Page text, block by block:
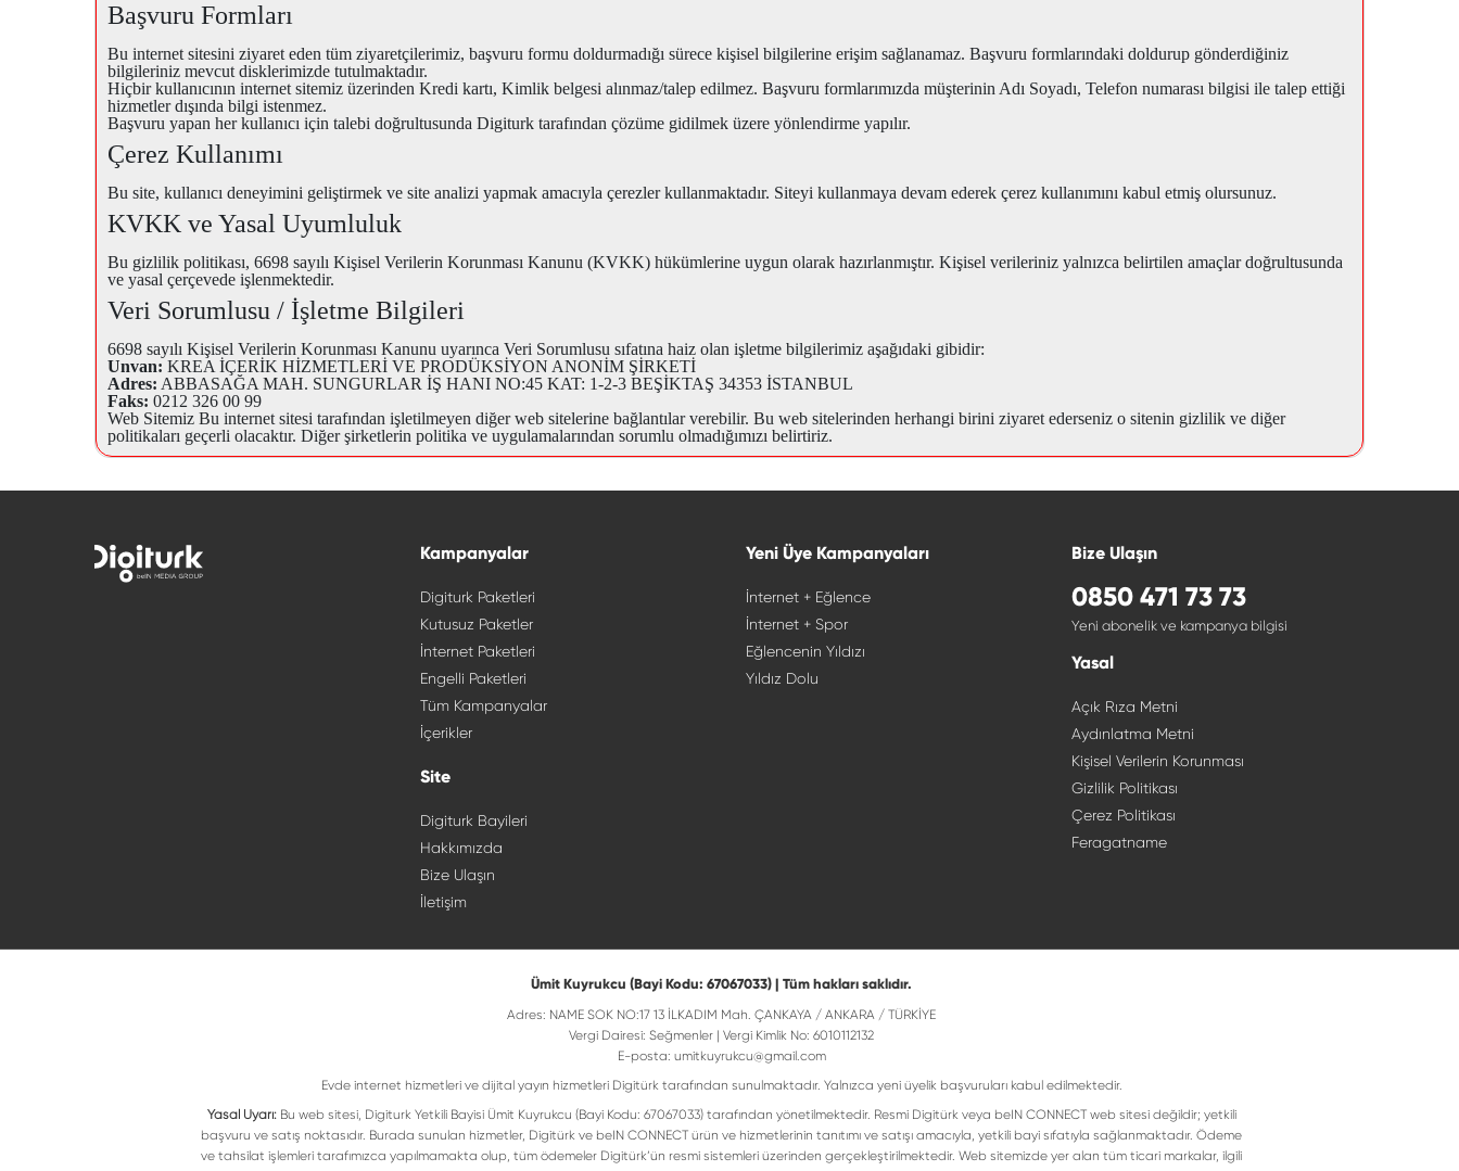
Başvuru Formları
Bu internet sitesini ziyaret eden tüm ziyaretçilerimiz, başvuru formu doldurmadığı sürece kişisel bilgilerine erişim sağlanamaz. Başvuru formlarındaki doldurup gönderdiğiniz
bilgileriniz mevcut disklerimizde tutulmaktadır.
Hiçbir kullanıcının internet sitemiz üzerinden Kredi kartı, Kimlik belgesi alınmaz/talep edilmez. Başvuru formlarımızda müşterinin Adı Soyadı, Telefon numarası bilgisi ile talep ettiği
hizmetler dışında bilgi istenmez.
Başvuru yapan her kullanıcı için talebi doğrultusunda Digiturk tarafından çözüme gidilmek üzere yönlendirme yapılır.
Çerez Kullanımı
Bu site, kullanıcı deneyimini geliştirmek ve site analizi yapmak amacıyla çerezler kullanmaktadır. Siteyi kullanmaya devam ederek çerez kullanımını kabul etmiş olursunuz.
KVKK ve Yasal Uyumluluk
Bu gizlilik politikası, 6698 sayılı Kişisel Verilerin Korunması Kanunu (KVKK) hükümlerine uygun olarak hazırlanmıştır. Kişisel verileriniz yalnızca belirtilen amaçlar doğrultusunda
ve yasal çerçevede işlenmektedir.
Veri Sorumlusu / İşletme Bilgileri
6698 sayılı Kişisel Verilerin Korunması Kanunu uyarınca Veri Sorumlusu sıfatına haiz olan işletme bilgilerimiz aşağıdaki gibidir:
Unvan: KREA İÇERİK HİZMETLERİ VE PRODÜKSİYON ANONİM ŞİRKETİ
Adres: ABBASAĞA MAH. SUNGURLAR İŞ HANI NO:45 KAT: 1-2-3 BEŞİKTAŞ 34353 İSTANBUL
Faks: 0212 326 00 99
Web Sitemiz Bu internet sitesi tarafından işletilmeyen diğer web sitelerine bağlantılar verebilir. Bu web sitelerinden herhangi birini ziyaret ederseniz o sitenin gizlilik ve diğer
politikaları geçerli olacaktır. Diğer şirketlerin politika ve uygulamalarından sorumlu olmadığımızı belirtiriz.
Kampanyalar
Digiturk Paketleri
Kutusuz Paketler
İnternet Paketleri
Engelli Paketleri
Tüm Kampanyalar
İçerikler
Site
Digiturk Bayileri
Hakkımızda
Bize Ulaşın
İletişim
Yeni Üye Kampanyaları
İnternet + Eğlence
İnternet + Spor
Eğlencenin Yıldızı
Yıldız Dolu
Bize Ulaşın
0850 471 73 73
Yeni abonelik ve kampanya bilgisi
Yasal
Açık Rıza Metni
Aydınlatma Metni
Kişisel Verilerin Korunması
Gizlilik Politikası
Çerez Politikası
Feragatname
Ümit Kuyrukcu (Bayi Kodu: 67067033) | Tüm hakları saklıdır.
Adres: NAME SOK NO:17 13 İLKADIM Mah. ÇANKAYA / ANKARA / TÜRKİYE
Vergi Dairesi: Seğmenler | Vergi Kimlik No: 6010112132
E-posta: umitkuyrukcu@gmail.com
Evde internet hizmetleri ve dijital yayın hizmetleri Digitürk tarafından sunulmaktadır. Yalnızca yeni üyelik başvuruları kabul edilmektedir.
Yasal Uyarı:Bu web sitesi, Digiturk Yetkili Bayisi Ümit Kuyrukcu (Bayi Kodu: 67067033) tarafından yönetilmektedir. Resmi Digitürk veya beIN CONNECT web sitesi değildir; yetkili
başvuru ve satış noktasıdır. Burada sunulan hizmetler, Digitürk ve beIN CONNECT ürün ve hizmetlerinin tanıtımı ve satışı amacıyla, yetkili bayi sıfatıyla sağlanmaktadır. Ödeme
ve tahsilat işlemleri tarafımızca yapılmamakta olup, tüm ödemeler Digitürk’ün resmi sistemleri üzerinden gerçekleştirilmektedir. Web sitemizde yer alan tüm ticari markalar, ilgili